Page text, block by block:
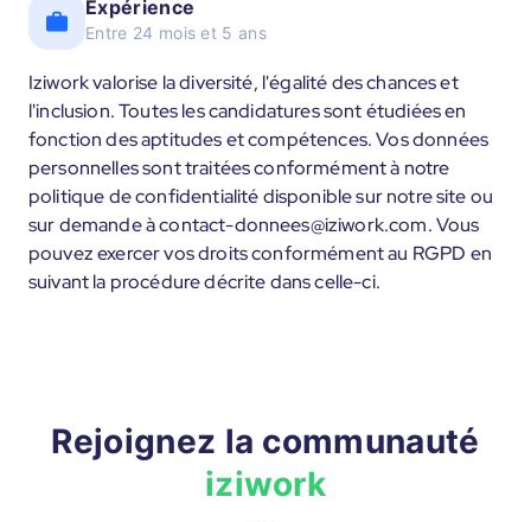
Expérience
Entre 24 mois et 5 ans
Iziwork valorise la diversité, l'égalité des chances et
l'inclusion. Toutes les candidatures sont étudiées en
fonction des aptitudes et compétences. Vos données
personnelles sont traitées conformément à notre
politique de confidentialité disponible sur notre site ou
sur demande à contact-donnees@iziwork.com. Vous
pouvez exercer vos droits conformément au RGPD en
suivant la procédure décrite dans celle-ci.
Rejoignez la communauté
iziwork